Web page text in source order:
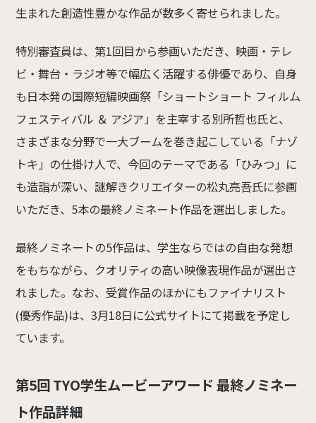
生まれた創造性豊かな作品が数多く寄せられました。
特別審査員は、第1回目から参画いただき、映画・テレ
ビ・舞台・ラジオ等で幅広く活躍する俳優であり、自身
も日本発の国際短編映画祭「ショートショート フィルム
フェスティバル ＆ アジア」を主宰する別所哲也氏と、
さまざまな分野で一大ブームを巻き起こしている「ナゾ
トキ」の仕掛け人で、今回のテーマである「ひみつ」に
も造詣が深い、謎解きクリエイターの松丸亮吾氏に参画
いただき、5本の最終ノミネート作品を選出しました。
最終ノミネートの5作品は、学生ならではの自由な発想
をもちながら、クオリティの高い映像表現作品が選出さ
れました。なお、受賞作品のほかにもファイナリスト
(優秀作品)は、3月18日に公式サイトにて掲載を予定し
ています。
第5回 TYO学生ムービーアワード 最終ノミネー
ト作品詳細